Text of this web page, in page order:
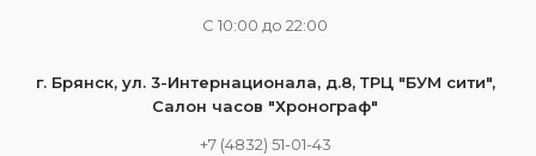
С 10:00 до 22:00
г. Брянск, ул. 3-Интернационала, д.8, ТРЦ "БУМ сити",
Салон часов "Хронограф"
+7 (4832) 51-01-43